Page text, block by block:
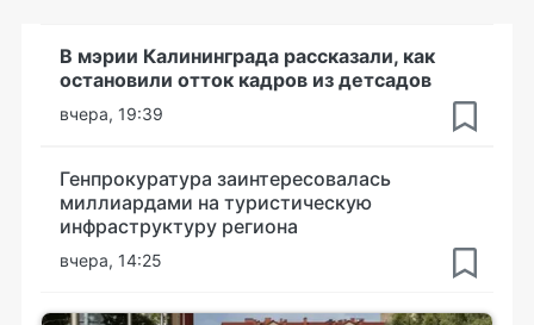
В мэрии Калининграда рассказали, как
остановили отток кадров из детсадов
вчера, 19:39
Генпрокуратура заинтересовалась
миллиардами на туристическую
инфраструктуру региона
вчера, 14:25